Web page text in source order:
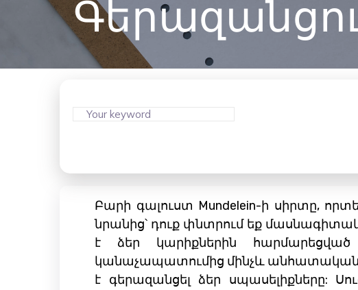
Բարի գալուստ Mundelein-ի սիրտը,
նրանից՝ դուք փնտրում եք
է ձեր կարիքներին հարմարեցված
կանաչապատումից մինչև
է գերազանցել ձեր սպասելիքները: